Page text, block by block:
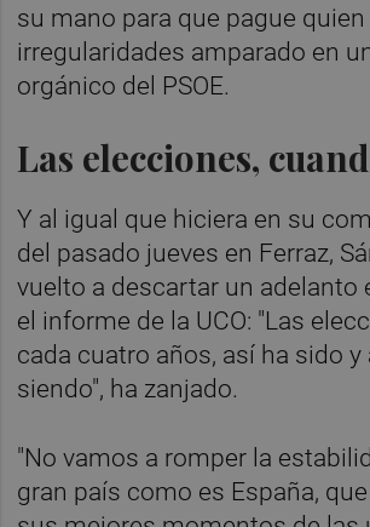
su mano para que pague
irregularidades amparado en
orgánico del PSOE.
Las elecciones,
Y al igual que hiciera en su
del pasado jueves en Ferraz,
vuelto a descartar un adelanto
el informe de la UCO: "Las
cada cuatro años, así ha sido y
siendo", ha zanjado.
"No vamos a romper la
gran país como es España,